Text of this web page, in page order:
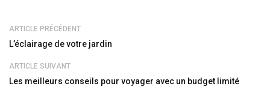
ARTICLE PRÉCÉDENT
L’éclairage de votre jardin
ARTICLE SUIVANT
Les meilleurs conseils pour voyager avec un budget limité